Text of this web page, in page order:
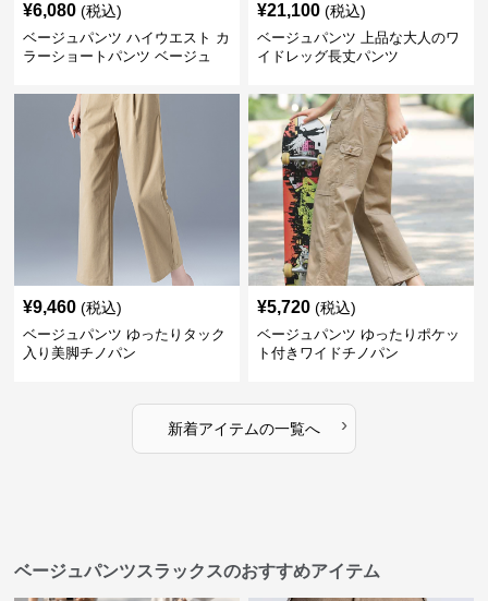
¥6,080 (税込)
ベージュパンツ ハイウエスト カ
ラーショートパンツ ベージュ
¥21,100 (税込)
ベージュパンツ 上品な大人のワ
イドレッグ長丈パンツ
¥9,460 (税込)
ベージュパンツ ゆったりタック
入り美脚チノパン
¥5,720 (税込)
ベージュパンツ ゆったりポケッ
ト付きワイドチノパン
新着アイテムの一覧へ ›
ベージュパンツスラックスのおすすめアイテム